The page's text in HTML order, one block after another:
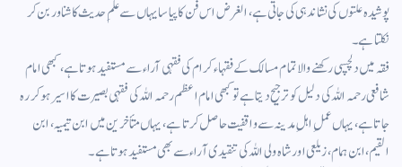
پوشیدہ علتوں کی نشاندہی کی جاتی ہے، الغرض اس فن کا پیاسا یہاں سے علمِ حدیث کا شناور بن کر
نکلتا ہے۔
فقہ میں دلچسپی رکھنے والا تمام مسالک کے فقہاء کرام کی فقہی آراء سے مستفید ہوتا ہے، کبھی امام
شافعی رحمہ اللہ کی دلیل کو ترجیح دیتا ہے تو کبھی امام اعظم رحمہ اللہ کی فقہی بصیرت کا اسیر ہوکر رہ
جاتا ہے، یہاں عملِ اہلِ مدینہ سے واقفیت حاصل کرتا ہے ، یہاں متأخرین میں ابن تیمیہ، ابن
القیم، ابن ہمام، زیلعی اور شاہ ولی اللہ کی تنقیدی آراء سے بھی مستفید ہوتا ہے۔